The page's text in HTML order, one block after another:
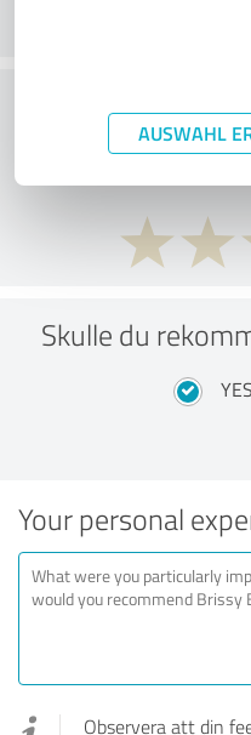
AUSWAHL
What do
Skulle du
YES
Your personal
Observera att din